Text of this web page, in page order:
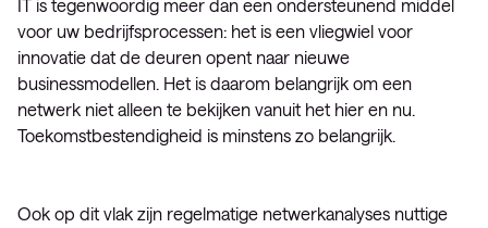
IT is tegenwoordig meer dan een ondersteunend middel
voor uw bedrijfsprocessen: het is een vliegwiel voor
innovatie dat de deuren opent naar nieuwe
businessmodellen. Het is daarom belangrijk om een
netwerk niet alleen te bekijken vanuit het hier en nu.
Toekomstbestendigheid is minstens zo belangrijk.
Ook op dit vlak zijn regelmatige netwerkanalyses nuttige